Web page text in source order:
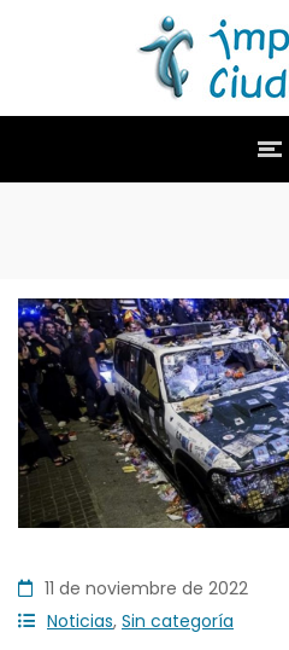
11 de noviembre de 2022
Noticias, Sin categoría